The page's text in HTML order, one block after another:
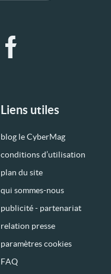
Liens utiles
blog le CyberMag
conditions d’utilisation
plan du site
qui sommes-nous
publicité - partenariat
relation presse
paramètres cookies
FAQ